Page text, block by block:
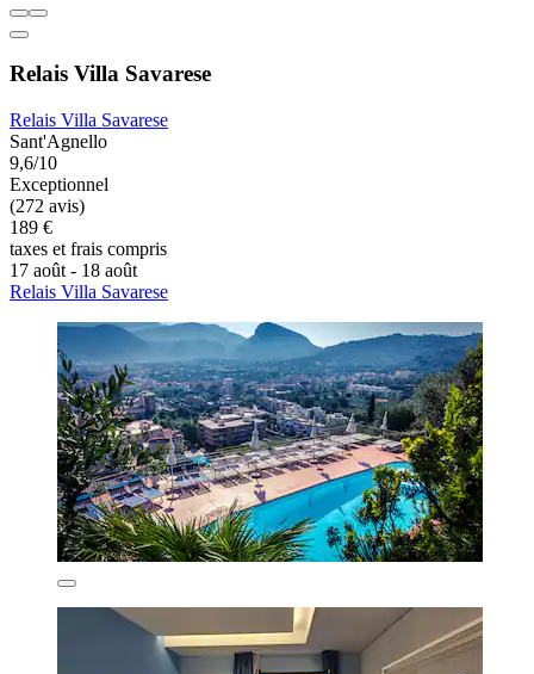
Relais Villa Savarese
Relais Villa Savarese
Sant'Agnello
9,6/10
Exceptionnel
(272 avis)
189 €
taxes et frais compris
17 août - 18 août
Relais Villa Savarese